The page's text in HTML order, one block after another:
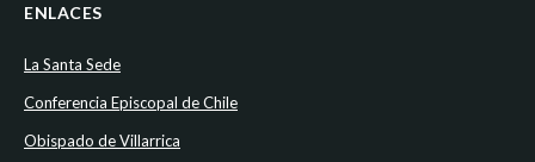
ENLACES
La Santa Sede
Conferencia Episcopal de Chile
Obispado de Villarrica